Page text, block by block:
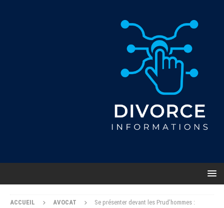
ACCUEIL AVOCAT
Se présenter devant les Prud’hommes :